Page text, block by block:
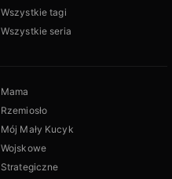
Wszystkie tagi
Wszystkie seria
Mama
Rzemiosło
Mój Mały Kucyk
Wojskowe
Strategiczne